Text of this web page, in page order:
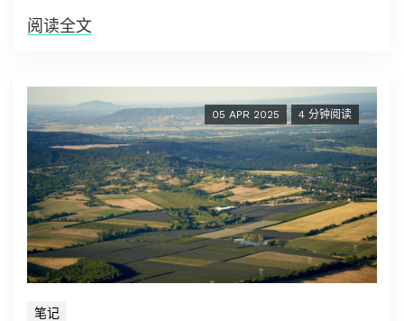
阅读全文
05 APR 2025 4 分钟阅读
笔记